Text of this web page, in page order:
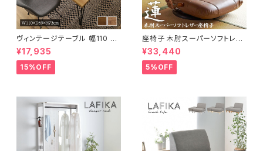
ヴィンテージテーブル 幅110 ダ
イニングテーブル リビングテー
ブル サイドテーブル 新生活 模
様替え
¥17,935
15%OFF
座椅子 木肘スーパーソフトレザ
ー座椅子 リクライニング回転座
椅子 座椅子 父の日 敬老の日
プレゼント 完成品
¥33,440
5%OFF